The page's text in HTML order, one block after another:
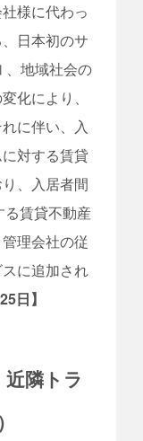
様に代わっ
日本初のサ
、地域社会の
化により、
に伴い、入
対する賃貸
、入居者間
る賃貸不動産
理会社の従
に追加され
日】
隣トラ